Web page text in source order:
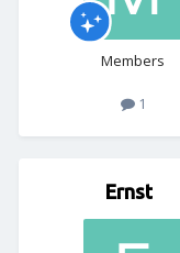
Members
1
Ernst